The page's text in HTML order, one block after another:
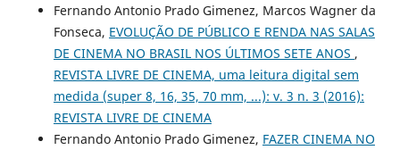
Fernando Antonio Prado Gimenez, Marcos Wagner da
Fonseca, EVOLUÇÃO DE PÚBLICO E RENDA NAS SALAS
DE CINEMA NO BRASIL NOS ÚLTIMOS SETE ANOS ,
REVISTA LIVRE DE CINEMA, uma leitura digital sem
medida (super 8, 16, 35, 70 mm, ...): v. 3 n. 3 (2016):
REVISTA LIVRE DE CINEMA
Fernando Antonio Prado Gimenez, FAZER CINEMA NO